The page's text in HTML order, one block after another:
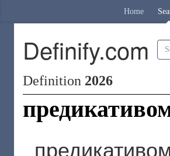
Home
Definify.com
Definition 2026